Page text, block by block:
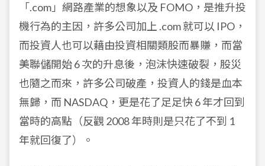
「.com」網路產業的想象以及 FOMO，是推升投
機行為的主因，許多公司加上 .com 就可以 IPO，
而投資人也可以藉由投資相關類股而暴賺，而當
美聯儲開始 6 次的升息後，泡沫快速破裂，股災
也隨之而來，許多公司破產，投資人的錢是血本
無歸，而 NASDAQ，更是花了足足快 6 年才回到
當時的高點（反觀 2008 年時則是只花了不到 1
年就回復了）。